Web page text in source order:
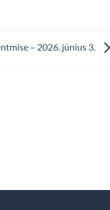
– 2026. június 3.